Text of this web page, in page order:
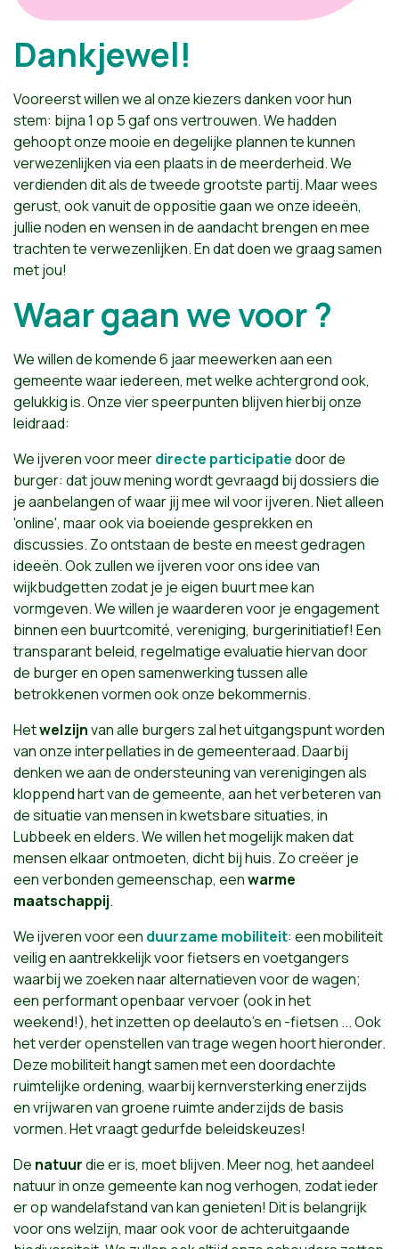
Dankjewel!
Vooreerst willen we al onze kiezers danken voor hun
stem: bijna 1 op 5 gaf ons vertrouwen. We hadden
gehoopt onze mooie en degelijke plannen te kunnen
verwezenlijken via een plaats in de meerderheid. We
verdienden dit als de tweede grootste partij. Maar wees
gerust, ook vanuit de oppositie gaan we onze ideeën,
jullie noden en wensen in de aandacht brengen en mee
trachten te verwezenlijken. En dat doen we graag samen
met jou!
Waar gaan we voor ?
We willen de komende 6 jaar meewerken aan een
gemeente waar iedereen, met welke achtergrond ook,
gelukkig is. Onze vier speerpunten blijven hierbij onze
leidraad:
We ijveren voor meerdirecte participatiedoor de
burger: dat jouw mening wordt gevraagd bij dossiers die
je aanbelangen of waar jij mee wil voor ijveren. Niet alleen
'online', maar ook via boeiende gesprekken en
discussies. Zo ontstaan de beste en meest gedragen
ideeën. Ook zullen we ijveren voor ons idee van
wijkbudgetten zodat je je eigen buurt mee kan
vormgeven. We willen je waarderen voor je engagement
binnen een buurtcomité, vereniging, burgerinitiatief! Een
transparant beleid, regelmatige evaluatie hiervan door
de burger en open samenwerking tussen alle
betrokkenen vormen ook onze bekommernis.
Hetwelzijnvan alle burgers zal het uitgangspunt worden
van onze interpellaties in de gemeenteraad. Daarbij
denken we aan de ondersteuning van verenigingen als
kloppend hart van de gemeente, aan het verbeteren van
de situatie van mensen in kwetsbare situaties, in
Lubbeek en elders. We willen het mogelijk maken dat
mensen elkaar ontmoeten, dicht bij huis. Zo creëer je
een verbonden gemeenschap, eenwarme
maatschappij.
We ijveren voor een duurzame mobiliteit: een mobiliteit
veilig en aantrekkelijk voor fietsers en voetgangers
waarbij we zoeken naar alternatieven voor de wagen;
een performant openbaar vervoer (ook in het
weekend!), het inzetten op deelauto’s en -fietsen ... Ook
het verder openstellen van trage wegen hoort hieronder.
Deze mobiliteit hangt samen met een doordachte
ruimtelijke ordening, waarbij kernversterking enerzijds
en vrijwaren van groene ruimte anderzijds de basis
vormen. Het vraagt gedurfde beleidskeuzes!
De natuurdie er is, moet blijven. Meer nog, het aandeel
natuur in onze gemeente kan nog verhogen, zodat ieder
er op wandelafstand van kan genieten! Dit is belangrijk
voor ons welzijn, maar ook voor de achteruitgaande